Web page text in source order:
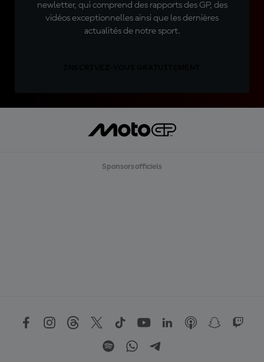
newletter, qui comprend des rapports des GP, des
vidéos exceptionnelles ainsi que les dernières
actualités de notre sport.
Sponsors officiels